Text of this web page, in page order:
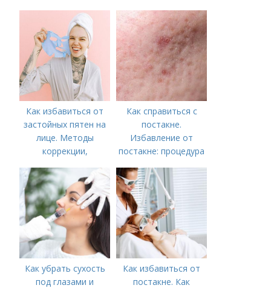
Как избавиться от
застойных пятен на
лице. Методы
коррекции,
акне и удаления
рубцов и шрамов
постакне
Как справиться с
постакне.
Избавление от
постакне: процедура
Как убрать сухость
под глазами и
Как избавиться от
постакне. Как